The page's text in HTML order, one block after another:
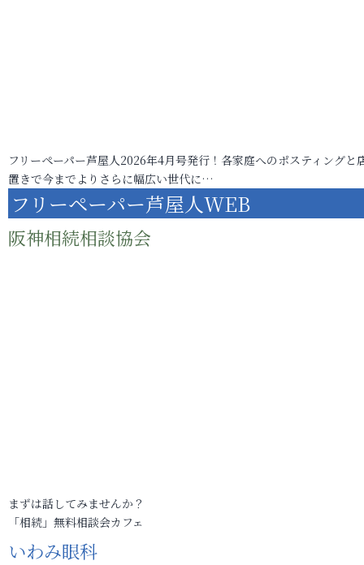
フリーペーパー芦屋人2026年4月号発行！各家庭へのポスティングと
置きで今までよりさらに幅広い世代に…
フリーペーパー芦屋人WEB
阪神相続相談協会
まずは話してみませんか？
「相続」無料相談会カフェ
いわみ眼科